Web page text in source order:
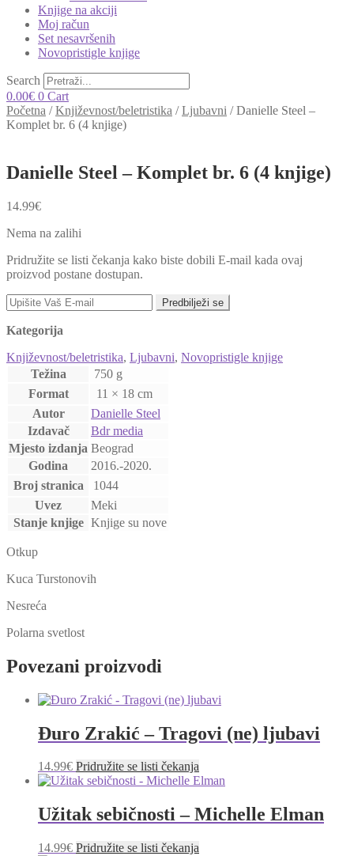
Knjige na akciji
Moj račun
Set nesavršenih
Novopristigle knjige
Search
0.00€ 0 Cart
Početna /Književnost/beletristika /Ljubavni /Danielle Steel –
Komplet br. 6 (4 knjige)
Danielle Steel – Komplet br. 6 (4 knjige)
14.99€
Nema na zalihi
Pridružite se listi čekanja kako biste dobili E-mail kada ovaj
proizvod postane dostupan.
Predbilježi se
Kategorija
Književnost/beletristika, Ljubavni, Novopristigle knjige
Težina
750 g
Format
11 × 18 cm
Autor
Danielle Steel
Izdavač
Bdr media
Mjesto izdanja Beograd
Godina
2016.-2020.
Broj stranica
1044
Uvez
Meki
Stanje knjige Knjige su nove
Otkup
Kuca Turstonovih
Nesreća
Polarna svetlost
Povezani proizvodi
Đuro Zrakić – Tragovi (ne) ljubavi
14.99€ Pridružite se listi čekanja
Užitak sebičnosti – Michelle Elman
14.99€ Pridružite se listi čekanja